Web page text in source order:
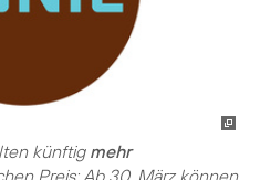
künftig mehr
Preis: Ab 30. März können